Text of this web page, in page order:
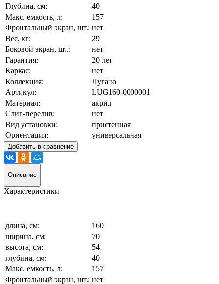
Глубина, см:
40
Макс. емкость, л:
157
Фронтальный экран, шт.: нет
Вес, кг:
29
Боковой экран, шт.:
нет
Гарантия:
20 лет
Каркас:
нет
Коллекция:
Лугано
Артикул:
LUG160-0000001
Материал:
акрил
Слив-перелив:
нет
Вид установки:
пристенная
Ориентация:
универсальная
Добавить в сравнение
Описание
Характеристики
длина, см:
160
ширина, см:
70
высота, см:
54
глубина, см:
40
Макс. емкость, л:
157
Фронтальный экран, шт.: нет